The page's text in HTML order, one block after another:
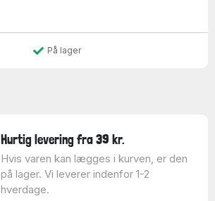
På lager
Hurtig levering fra 39 kr.
Hvis varen kan lægges i kurven, er den
på lager. Vi leverer indenfor 1-2
hverdage.